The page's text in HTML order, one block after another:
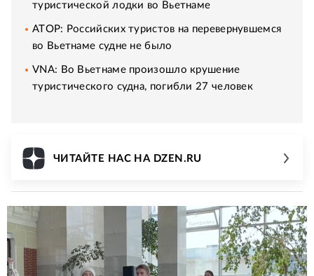
туристической лодки во Вьетнаме
АТОР: Российских туристов на перевернувшемся
во Вьетнаме судне не было
VNA: Во Вьетнаме произошло крушение
туристического судна, погибли 27 человек
ЧИТАЙТЕ НАС НА DZEN.RU